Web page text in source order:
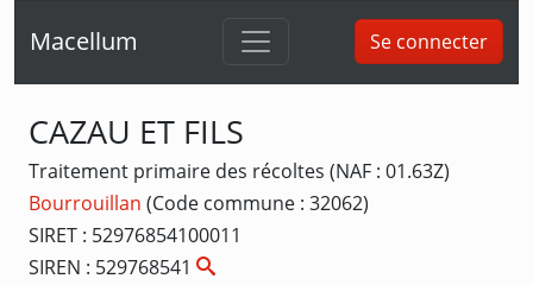
Macellum Se connecter
CAZAU ET FILS
Traitement primaire des récoltes (NAF : 01.63Z)
Bourrouillan (Code commune : 32062)
SIRET : 52976854100011
SIREN : 529768541